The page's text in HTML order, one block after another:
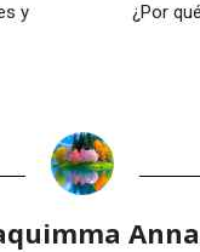
y
¿Por
Anna